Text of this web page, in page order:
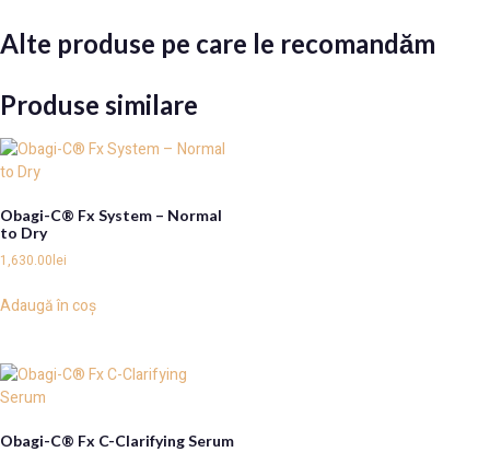
Alte produse pe care le recomandăm
Produse similare
Obagi-C® Fx System – Normal
to Dry
1,630.00lei
Adaugă în coș
Obagi-C® Fx C-Clarifying Serum